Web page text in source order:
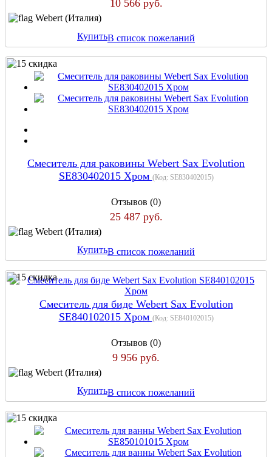
10 566 руб.
Webert (Италия)
КупитьВ список пожеланий
Cмеситель для раковины Webert Sax Evolution
SE830402015 Хром (Код: SE830402015)
Отзывов (0)
25 487 руб.
Webert (Италия)
КупитьВ список пожеланий
Смеситель для биде Webert Sax Evolution
SE840102015 Хром (Код: SE840102015)
Отзывов (0)
9 956 руб.
Webert (Италия)
КупитьВ список пожеланий